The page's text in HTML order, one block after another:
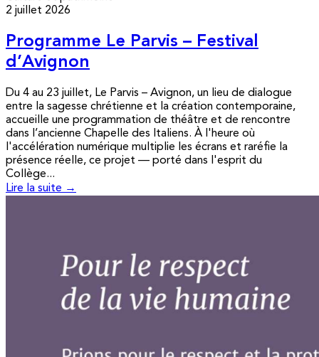
2 juillet 2026
Programme Le Parvis – Festival
d’Avignon
Du 4 au 23 juillet, Le Parvis – Avignon, un lieu de dialogue
entre la sagesse chrétienne et la création contemporaine,
accueille une programmation de théâtre et de rencontre
dans l’ancienne Chapelle des Italiens. À l'heure où
l'accélération numérique multiplie les écrans et raréfie la
présence réelle, ce projet — porté dans l'esprit du
Collège...
Lire la suite →